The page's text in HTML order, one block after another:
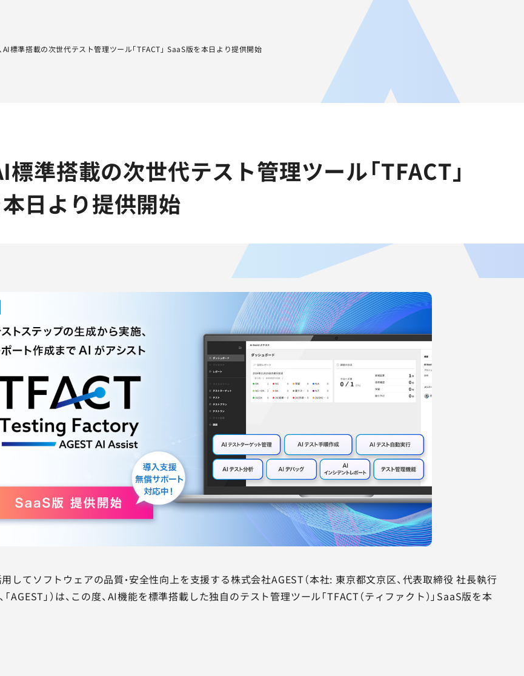
AI標準搭載の次世代テスト管理ツール「TFACT」 SaaS版を本日より提供開始
標準搭載の次世代テスト管理ツール「TFACT」
日より提供開始
してソフトウェアの品質・安全性向上を支援する株式会社AGEST（本社: 東京都文京区、代表取締役 社長執行
AGEST」）は、この度、AI機能を標準搭載した独自のテスト管理ツール「TFACT（ティファクト）」SaaS版を本